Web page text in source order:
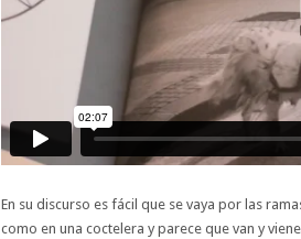
En su discurso es fácil que se vaya por las
como en una coctelera y parece que van y